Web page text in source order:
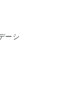
ーシ